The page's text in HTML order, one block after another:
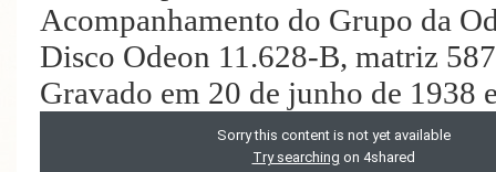
Acompanhamento do Grupo da
Disco Odeon 11.628-B, matriz
Gravado em 20 de junho de 1938